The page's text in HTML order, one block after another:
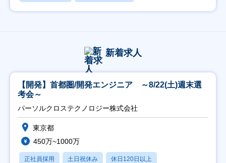
新着求人
【開発】首都圏/開発エンジニア ～8/22(土)週末選
考会～
パーソルクロステクノロジー株式会社
東京都
450万~1000万
正社員採用 土日祝休み 休日120日以上